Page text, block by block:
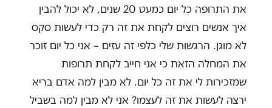
את התרופה כל יום כמעט 20 שנים, לא יכול להבין
איך אנשים רוצים לקחת את זה רק כדי לעשות סקס
לא מוגן. הרגשות שלי כלפי זה עזים – אני כל יום זוכר
את המחלה הזאת כי אני חייב לקחת תרופות
שמזכירות לי את זה כל יום. לא מבין למה אדם בריא
ירצה לעשות את זה לעצמו? אני לא מבין למה בשביל